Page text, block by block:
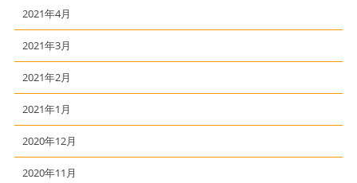
2021年4月
2021年3月
2021年2月
2021年1月
2020年12月
2020年11月